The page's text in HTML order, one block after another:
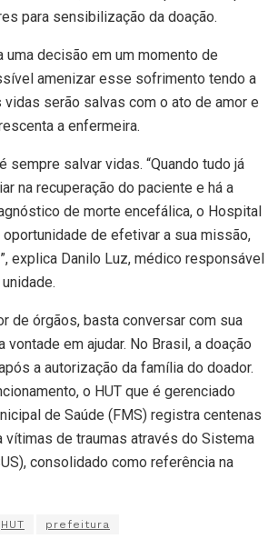
para sensibilização da doação.
uma decisão em um momento de
amenizar esse sofrimento tendo a
serão salvas com o ato de amor e
a enfermeira.
sempre salvar vidas. “Quando tudo já
na recuperação do paciente e há a
de morte encefálica, o Hospital
de efetivar a sua missão,
explica Danilo Luz, médico responsável
de órgãos, basta conversar com sua
vontade em ajudar. No Brasil, a doação
a autorização da família do doador.
o HUT que é gerenciado
de Saúde (FMS) registra centenas
vítimas de traumas através do Sistema
consolidado como referência na
HUT prefeitura